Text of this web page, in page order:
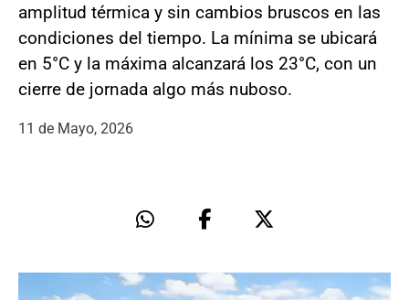
amplitud térmica y sin cambios bruscos en las
condiciones del tiempo. La mínima se ubicará
en 5°C y la máxima alcanzará los 23°C, con un
cierre de jornada algo más nuboso.
11 de Mayo, 2026